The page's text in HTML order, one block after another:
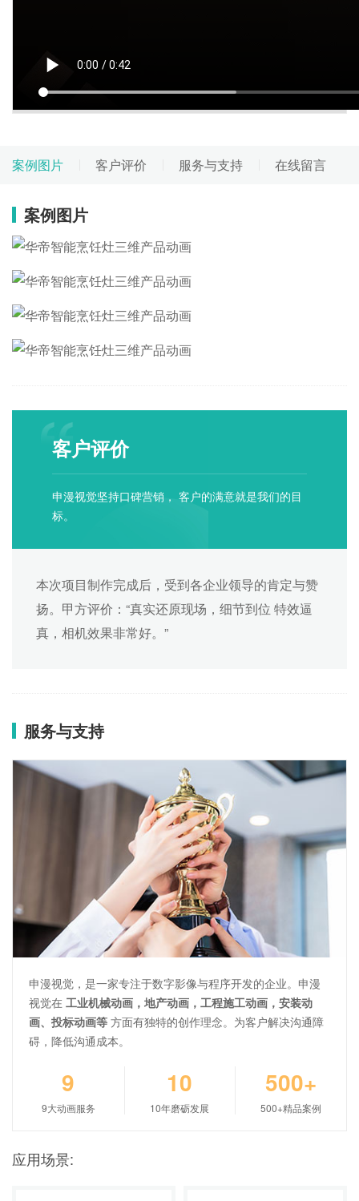
案例图片 客户评价 服务与支持 在线留言
案例图片
客户评价
申漫视觉坚持口碑营销， 客户的满意就是我们的目
标。
本次项目制作完成后，受到各企业领导的肯定与赞
扬。甲方评价：“真实还原现场，细节到位 特效逼
真，相机效果非常好。”
服务与支持
申漫视觉，是一家专注于数字影像与程序开发的企业。申漫
视觉在 工业机械动画，地产动画，工程施工动画，安装动
画、投标动画等 方面有独特的创作理念。为客户解决沟通障
碍，降低沟通成本。
9
9大动画服务
10
10年磨砺发展
500+
500+精品案例
应用场景: